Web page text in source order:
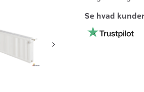
Se hvad